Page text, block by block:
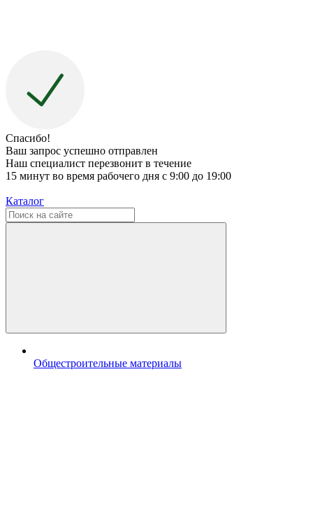
Спасибо!
Ваш запрос успешно отправлен
Наш специалист перезвонит в течение
15 минут во время рабочего дня с 9:00 до 19:00
Каталог
Общестроительные материалы